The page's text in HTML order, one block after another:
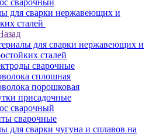
сварочный
для сварки нержавеющих и
сталей
для сварки нержавеющих и
сталей
сварочные
сплошная
порошковая
присадочные
сварочный
сварочные
для сварки чугуна и сплавов на